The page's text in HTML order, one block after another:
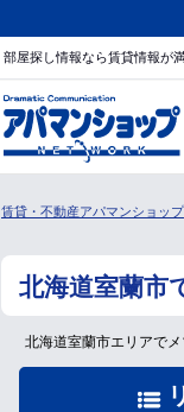
部屋探し情報なら賃貸情報が
賃貸・不動産アパマンショップ
北海道室蘭市
北海道室蘭市エリアで